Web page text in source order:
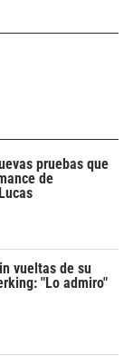
pruebas que
de
vueltas de su
"Lo admiro"